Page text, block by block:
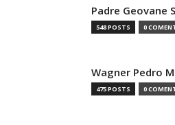
Padre Geovane
548 POSTS 0
Wagner Pedro
475 POSTS 0